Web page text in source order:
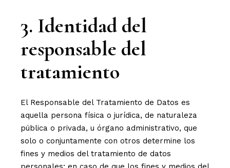
3. Identidad del
responsable del
tratamiento
El Responsable del Tratamiento de Datos es
aquella persona física o jurídica, de naturaleza
pública o privada, u órgano administrativo, que
solo o conjuntamente con otros determine los
fines y medios del tratamiento de datos